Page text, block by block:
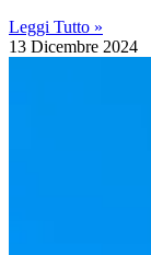
Leggi Tutto »
13 Dicembre 2024